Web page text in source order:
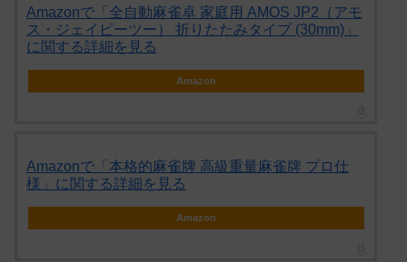
Amazonで「全自動麻雀卓 家庭用 AMOS JP2（アモ
ス・ジェイピーツー） 折りたたみタイプ (30mm)」
に関する詳細を見る
Amazon
Amazonで「本格的麻雀牌 高級重量麻雀牌 プロ仕
様」に関する詳細を見る
Amazon